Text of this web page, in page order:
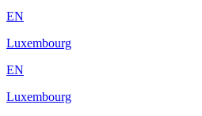
EN
Luxembourg
EN
Luxembourg